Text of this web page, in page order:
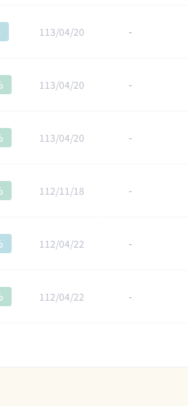
113/04/20 -
113/04/20 -
113/04/20 -
112/11/18 -
112/04/22 -
112/04/22 -